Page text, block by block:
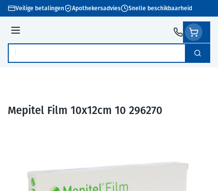
Ga naar de inhoud
Veilige betalingen Apothekersadvies Snelle beschikbaarheid
Menu
Product, merk, categorie... Zoek
Mepitel Film 10x12cm 10 296270